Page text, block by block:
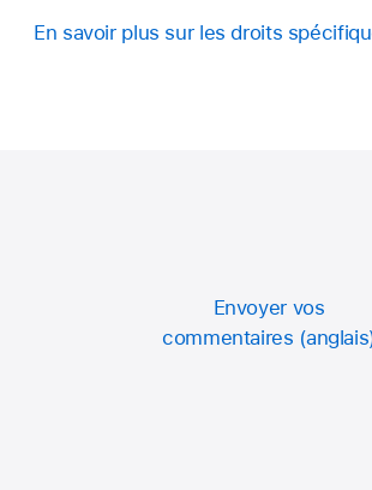
En savoir plus sur les droits
Envoyer vos
commentaires